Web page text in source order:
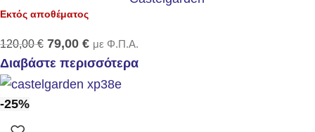
Εκτός αποθέματος
120,00€ 79,00 € με Φ.Π.Α.
Διαβάστε περισσότερα
-25%